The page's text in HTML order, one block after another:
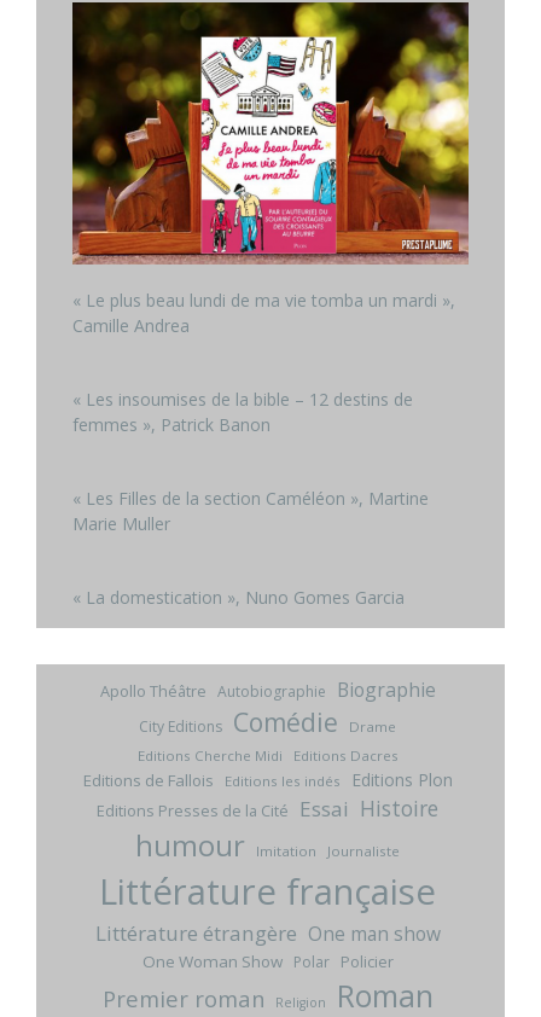
« Le plus beau lundi de ma vie tomba un mardi »,
Camille Andrea
« Les insoumises de la bible – 12 destins de
femmes », Patrick Banon
« Les Filles de la section Caméléon », Martine
Marie Muller
« La domestication », Nuno Gomes Garcia
Apollo Théâtre Autobiographie Biographie
City Editions Comédie
Drame
Editions Cherche Midi
Editions Dacres
Editions de Fallois Editions les indés Editions Plon
Editions Presses de la Cité Essai Histoire
humour Imitation Journaliste
Littérature française
Littérature étrangère One man show
One Woman Show Polar Policier
Premier roman Religion Roman